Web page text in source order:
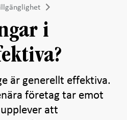
i
är generellt effektiva.
företag tar emot
att